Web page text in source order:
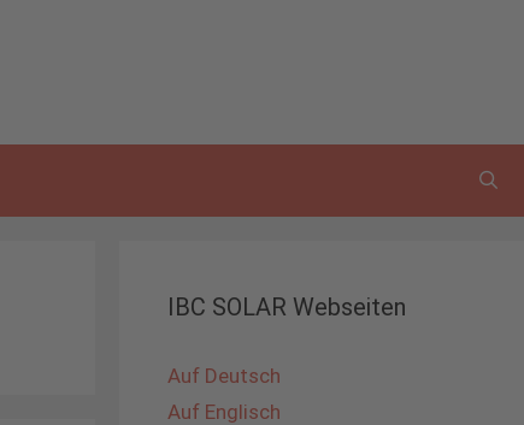
IBC SOLAR Webseiten
Auf Deutsch
Auf Englisch